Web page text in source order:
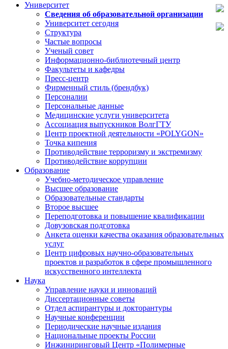
Университет
Сведения об образовательной организации
Университет сегодня
Структура
Частые вопросы
Ученый совет
Информационно-библиотечный центр
Факультеты и кафедры
Пресс-центр
Фирменный стиль (брендбук)
Персоналии
Персональные данные
Медицинские услуги университета
Ассоциация выпускников ВолгГТУ
Центр проектной деятельности «POLYGON»
Точка кипения
Противодействие терроризму и экстремизму
Противодействие коррупции
Образование
Учебно-методическое управление
Высшее образование
Образовательные стандарты
Второе высшее
Переподготовка и повышение квалификации
Довузовская подготовка
Анкета оценки качества оказания образовательных
услуг
Центр цифровых научно-образовательных
проектов и разработок в сфере промышленного
искусственного интеллекта
Наука
Управление науки и инноваций
Диссертационные советы
Отдел аспирантуры и докторантуры
Научные конференции
Периодические научные издания
Национальные проекты России
Инжиниринговый Центр «Полимерные